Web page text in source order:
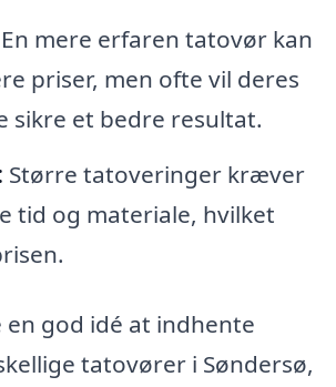
En mere erfaren tatovør kan
priser, men ofte vil deres
sikre et bedre resultat.
Større tatoveringer kræver
tid og materiale, hvilket
god idé at indhente
tatovører i Søndersø,